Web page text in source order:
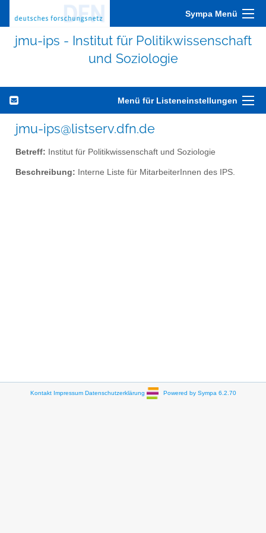
Sympa Menü
jmu-ips - Institut für Politikwissenschaft
und Soziologie
Menü für Listeneinstellungen
jmu-ips@listserv.dfn.de
Betreff: Institut für Politikwissenschaft und Soziologie
Beschreibung: Interne Liste für MitarbeiterInnen des IPS.
Kontakt Impressum Datenschutzerklärung Powered by Sympa 6.2.70